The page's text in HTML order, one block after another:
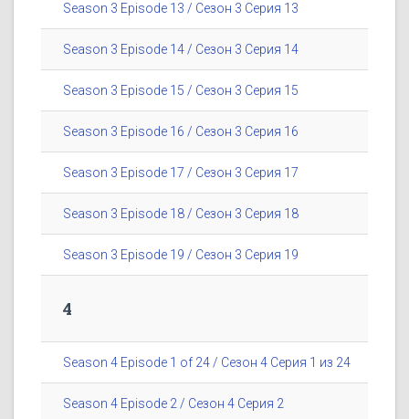
Season 3 Episode 13 / Сезон 3 Серия 13
Season 3 Episode 14 / Сезон 3 Серия 14
Season 3 Episode 15 / Сезон 3 Серия 15
Season 3 Episode 16 / Сезон 3 Серия 16
Season 3 Episode 17 / Сезон 3 Серия 17
Season 3 Episode 18 / Сезон 3 Серия 18
Season 3 Episode 19 / Сезон 3 Серия 19
4
Season 4 Episode 1 of 24 / Сезон 4 Серия 1 из 24
Season 4 Episode 2 / Сезон 4 Серия 2